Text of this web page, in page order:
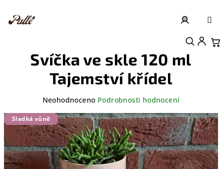
obsah
Přihlášení
Svíčka ve skle 120 ml
Tajemství křídel
produktu
je
0,0
z
5
Neohodnoceno Podrobnosti hodnocení
Sladká vůně